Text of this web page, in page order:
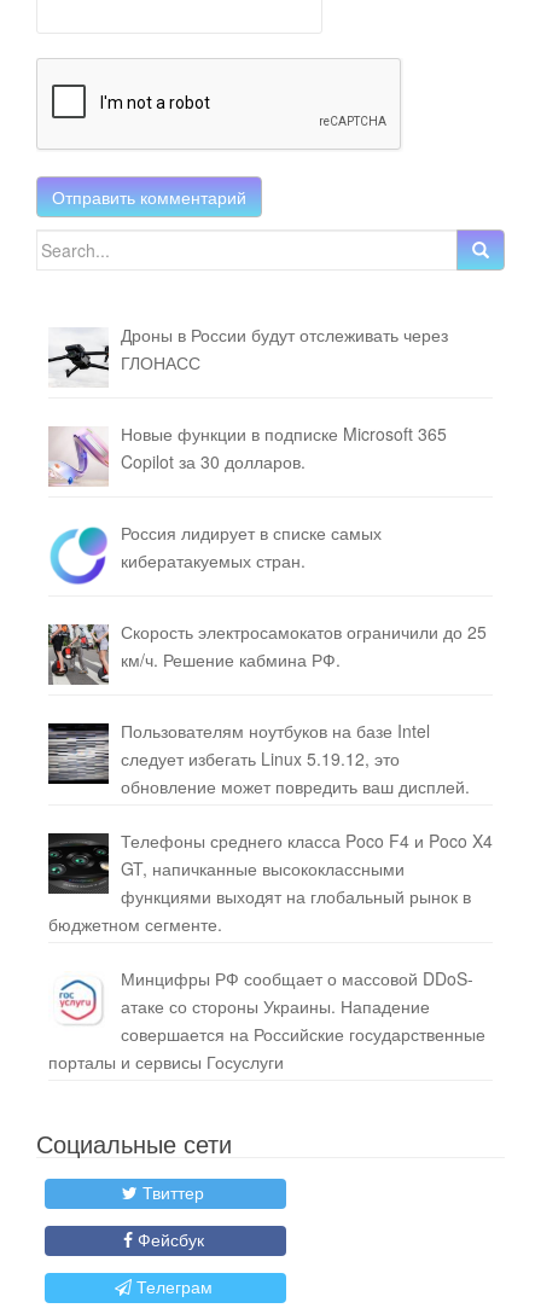
Search for:
Дроны в России будут отслеживать через
ГЛОНАСС
Новые функции в подписке Microsoft 365
Copilot за 30 долларов.
Россия лидирует в списке самых
кибератакуемых стран.
Скорость электросамокатов ограничили до 25
км/ч. Решение кабмина РФ.
Пользователям ноутбуков на базе Intel
следует избегать Linux 5.19.12, это
обновление может повредить ваш дисплей.
Телефоны среднего класса Poco F4 и Poco X4
GT, напичканные высококлассными
функциями выходят на глобальный рынок в
бюджетном сегменте.
Минцифры РФ сообщает о массовой DDoS-
атаке со стороны Украины. Нападение
совершается на Российские государственные
порталы и сервисы Госуслуги
Социальные сети
Твиттер
Фейсбук
Телеграм